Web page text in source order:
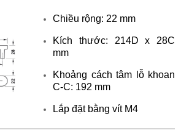
Chiều rộng: 22 mm
Kích thước: 214D x 28C
mm
Khoảng cách tâm lỗ khoan
C-C: 192 mm
Lắp đặt bằng vít M4